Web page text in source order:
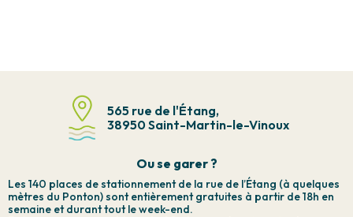
565 rue de l'Étang,
38950 Saint-Martin-le-Vinoux
Ou se garer ?
Les 140 places de stationnement de la rue de l’Étang (à quelques
mètres du Ponton) sont entièrement gratuites à partir de 18h en
semaine et durant tout le week-end.